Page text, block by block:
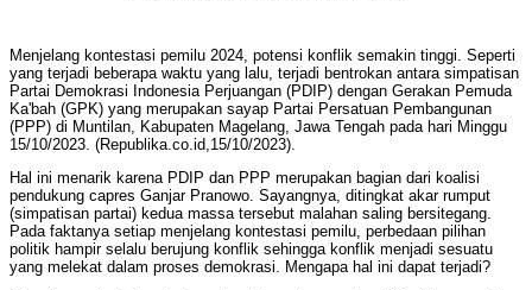
Menjelang kontestasi pemilu 2024, potensi konflik semakin tinggi. Seperti
yang terjadi beberapa waktu yang lalu, terjadi bentrokan antara simpatisan
Partai Demokrasi Indonesia Perjuangan (PDIP) dengan Gerakan Pemuda
Ka'bah (GPK) yang merupakan sayap Partai Persatuan Pembangunan
(PPP) di Muntilan, Kabupaten Magelang, Jawa Tengah pada hari Minggu
15/10/2023. (Republika.co.id,15/10/2023).
Hal ini menarik karena PDIP dan PPP merupakan bagian dari koalisi
pendukung capres Ganjar Pranowo. Sayangnya, ditingkat akar rumput
(simpatisan partai) kedua massa tersebut malahan saling bersitegang.
Pada faktanya setiap menjelang kontestasi pemilu, perbedaan pilihan
politik hampir selalu berujung konflik sehingga konflik menjadi sesuatu
yang melekat dalam proses demokrasi. Mengapa hal ini dapat terjadi?